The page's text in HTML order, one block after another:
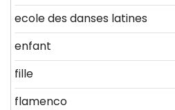
ecole des danses latines
enfant
fille
flamenco